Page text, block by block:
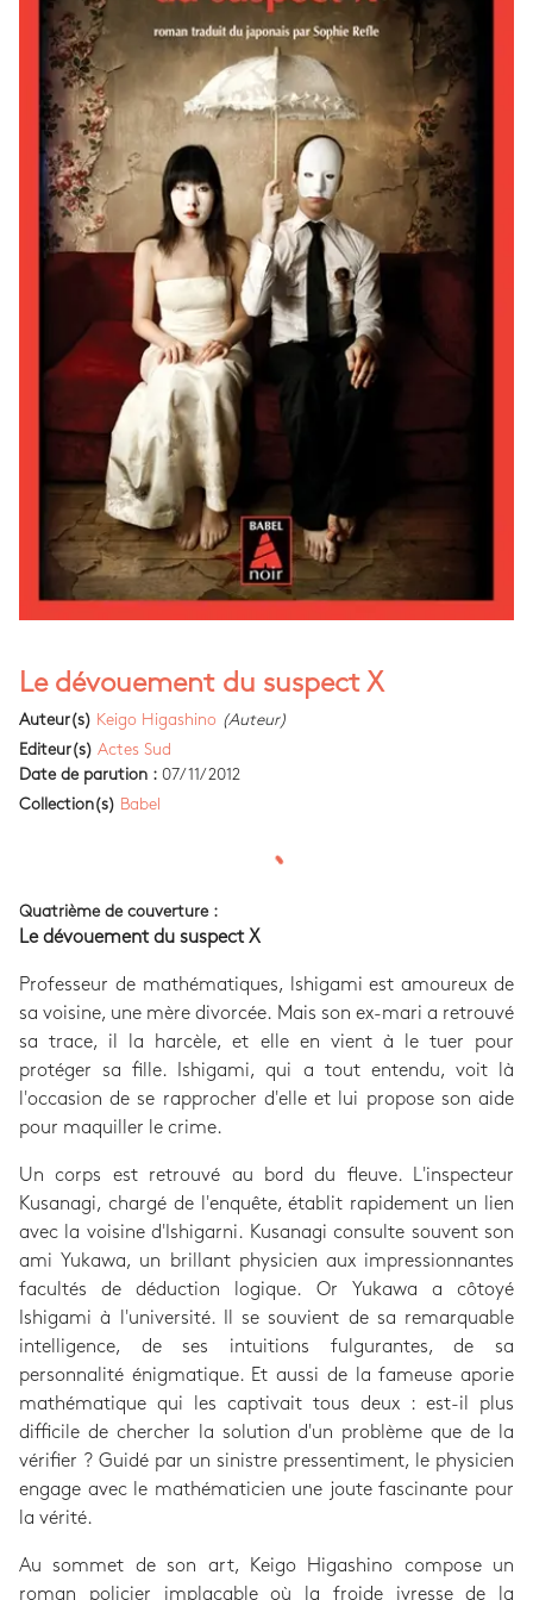
Le dévouement du suspect X
Auteur(s) Keigo Higashino (Auteur)
Editeur(s) Actes Sud
Date de parution : 07/11/2012
Collection(s) Babel
Quatrième de couverture :
Le dévouement du suspect X
Professeur de mathématiques, lshigami est amoureux de
sa voisine, une mère divorcée. Mais son ex-mari a retrouvé
sa trace, il la harcèle, et elle en vient à le tuer pour
protéger sa fille. Ishigami, qui a tout entendu, voit là
l'occasion de se rapprocher d'elle et lui propose son aide
pour maquiller le crime.
Un corps est retrouvé au bord du fleuve. L'inspecteur
Kusanagi, chargé de l'enquête, établit rapidement un lien
avec la voisine d'Ishigarni. Kusanagi consulte souvent son
ami Yukawa, un brillant physicien aux impressionnantes
facultés de déduction logique. Or Yukawa a côtoyé
Ishigami à l'université. Il se souvient de sa remarquable
intelligence, de ses intuitions fulgurantes, de sa
personnalité énigmatique. Et aussi de la fameuse aporie
mathématique qui les captivait tous deux : est-il plus
difficile de chercher la solution d'un problème que de la
vérifier ? Guidé par un sinistre pressentiment, le physicien
engage avec le mathématicien une joute fascinante pour
la vérité.
Au sommet de son art, Keigo Higashino compose un
roman policier implacable où la froide ivresse de la